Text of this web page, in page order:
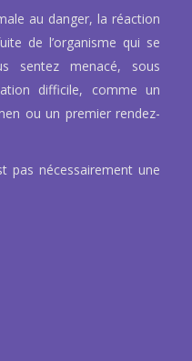
au danger, la réaction
de l’organisme qui se
sentez menacé, sous
difficile, comme un
ou un premier rendez-
pas nécessairement une